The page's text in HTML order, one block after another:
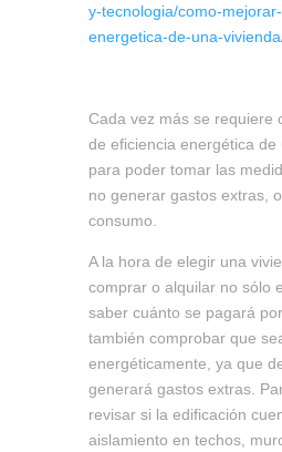
y-tecnologia/como-
energetica-de-una-
Cada vez más se requiere
de eficiencia energética de
para poder tomar las
no generar gastos extras,
consumo.
A la hora de elegir una
comprar o alquilar no sólo
saber cuánto se pagará
también comprobar que
energéticamente, ya que
generará gastos extras.
revisar si la edificación
aislamiento en techos,